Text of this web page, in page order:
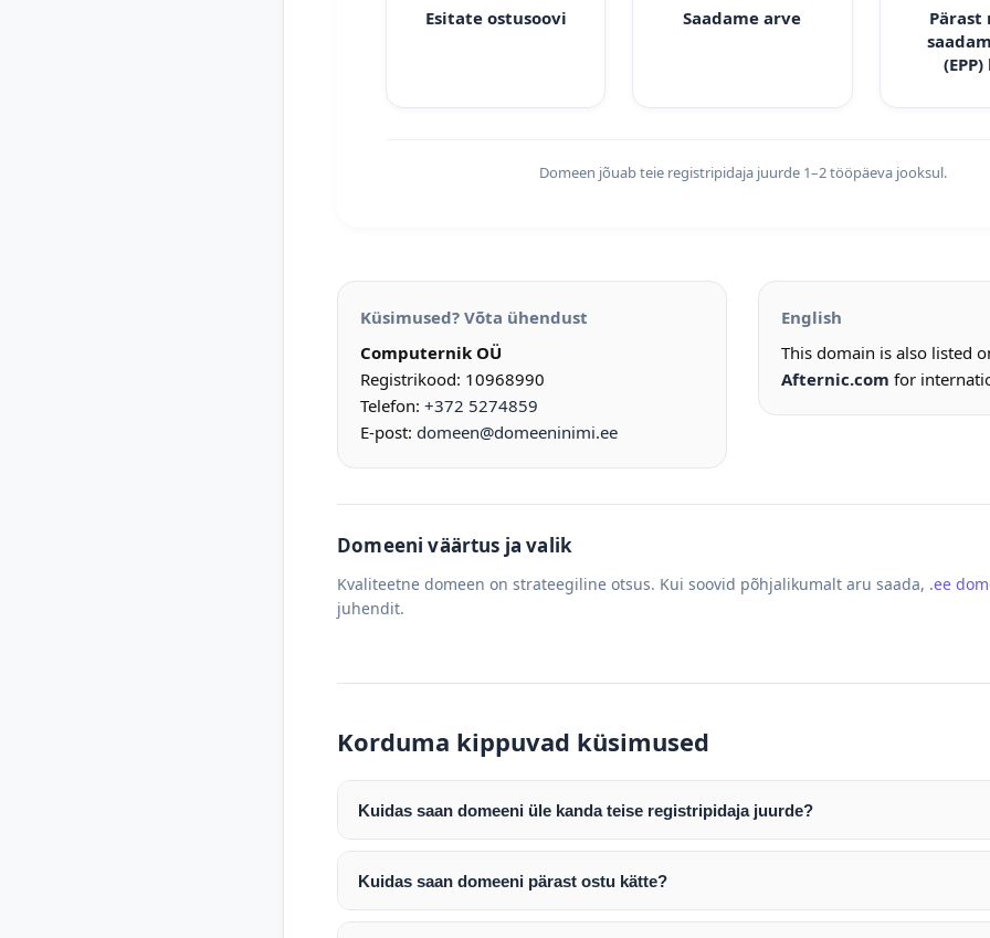
Esitate ostusoovi Saadame arve
Pärast
Domeen jõuab teie registripidaja juurde 1–2 tööpäeva jooksul.
Küsimused? Võta ühendust
Computernik OÜ
Registrikood: 10968990
Telefon: +372 5274859
E-post: domeen@domeeninimi.ee
English
This domain is also listed
Afternic.com for
Domeeni väärtus ja valik
Kvaliteetne domeen on strateegiline otsus. Kui soovid põhjalikumalt aru saada, .ee
juhendit.
Korduma kippuvad küsimused
Kuidas saan domeeni üle kanda teise registripidaja juurde?
Pärast makse laekumist edastame teile domeeni AUTH (EPP) koodi. Selle abil saate
enda valitud registripidaja juurde.
Domeeni ülekandmine toimub registripidajate vahelise protsessina ning võib võtta
Kuidas saan domeeni pärast ostu kätte?
Pärast ostu vormistamist väljastame arve. Maksekinnituse järel edastame teile